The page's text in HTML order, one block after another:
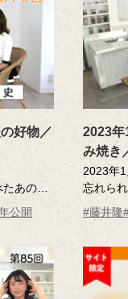
好物／
たあの
ッセーを
ー作
公開
2023年
み焼き
ツェル
2023年1
忘れら
人･･･
読んだ
ん、吉
MC ：
#藤井隆